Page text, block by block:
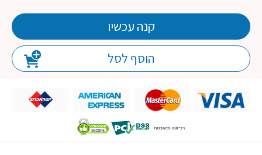
קנה עכשיו
הוסף לסל